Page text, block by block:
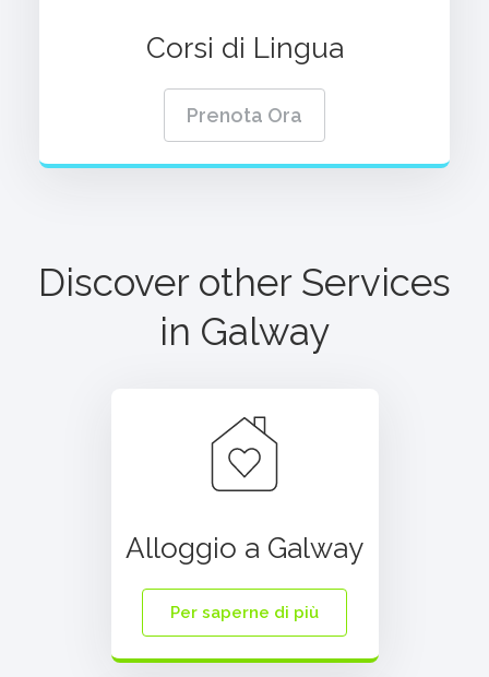
Corsi di Lingua
Prenota Ora
Discover other Services
in Galway
Alloggio a Galway
Per saperne di più